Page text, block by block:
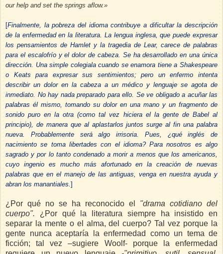
our help and set the springs aflow.»
[Finalmente, la pobreza del idioma contribuye a dificultar la descripción
de la enfermedad en la literatura. La lengua inglesa, que puede expresar
los pensamientos de Hamlet y la tragedia de Lear, carece de palabras
para el escalofrío y el dolor de cabeza. Se ha desarrollado en una única
dirección. Una simple colegiala cuando se enamora tiene a Shakespeare
o Keats para expresar sus sentimientos; pero un enfermo intenta
describir un dolor en la cabeza a un médico y lenguaje se agota de
inmediato. No hay nada preparado para ello. Se ve obligado a acuñar las
palabras él mismo, tomando su dolor en una mano y un fragmento de
sonido puro en la otra (como tal vez hiciera el la gente de Babel al
principio), de manera que al aplastarlos juntos surge al fin una palabra
nueva. Probablemente será algo irrisoria. Pues, ¿qué inglés de
nacimiento se toma libertades con el idioma? Para nosotros es algo
sagrado y por lo tanto condenado a morir a menos que los americanos,
cuyo ingenio es mucho más afortunado en la creación de nuevas
palabras que en el manejo de las antiguas, venga en nuestra ayuda y
abran los manantiales. ]
¿Por qué no se ha reconocido el "drama cotidiano del
cuerpo". ¿Por qué la literatura siempre ha insistido en
separar la mente o el alma, del cuerpo? Tal vez porque la
gente nunca aceptaría la enfermedad como un tema de
ficción; tal vez –sugiere Woolf- porque la enfermedad